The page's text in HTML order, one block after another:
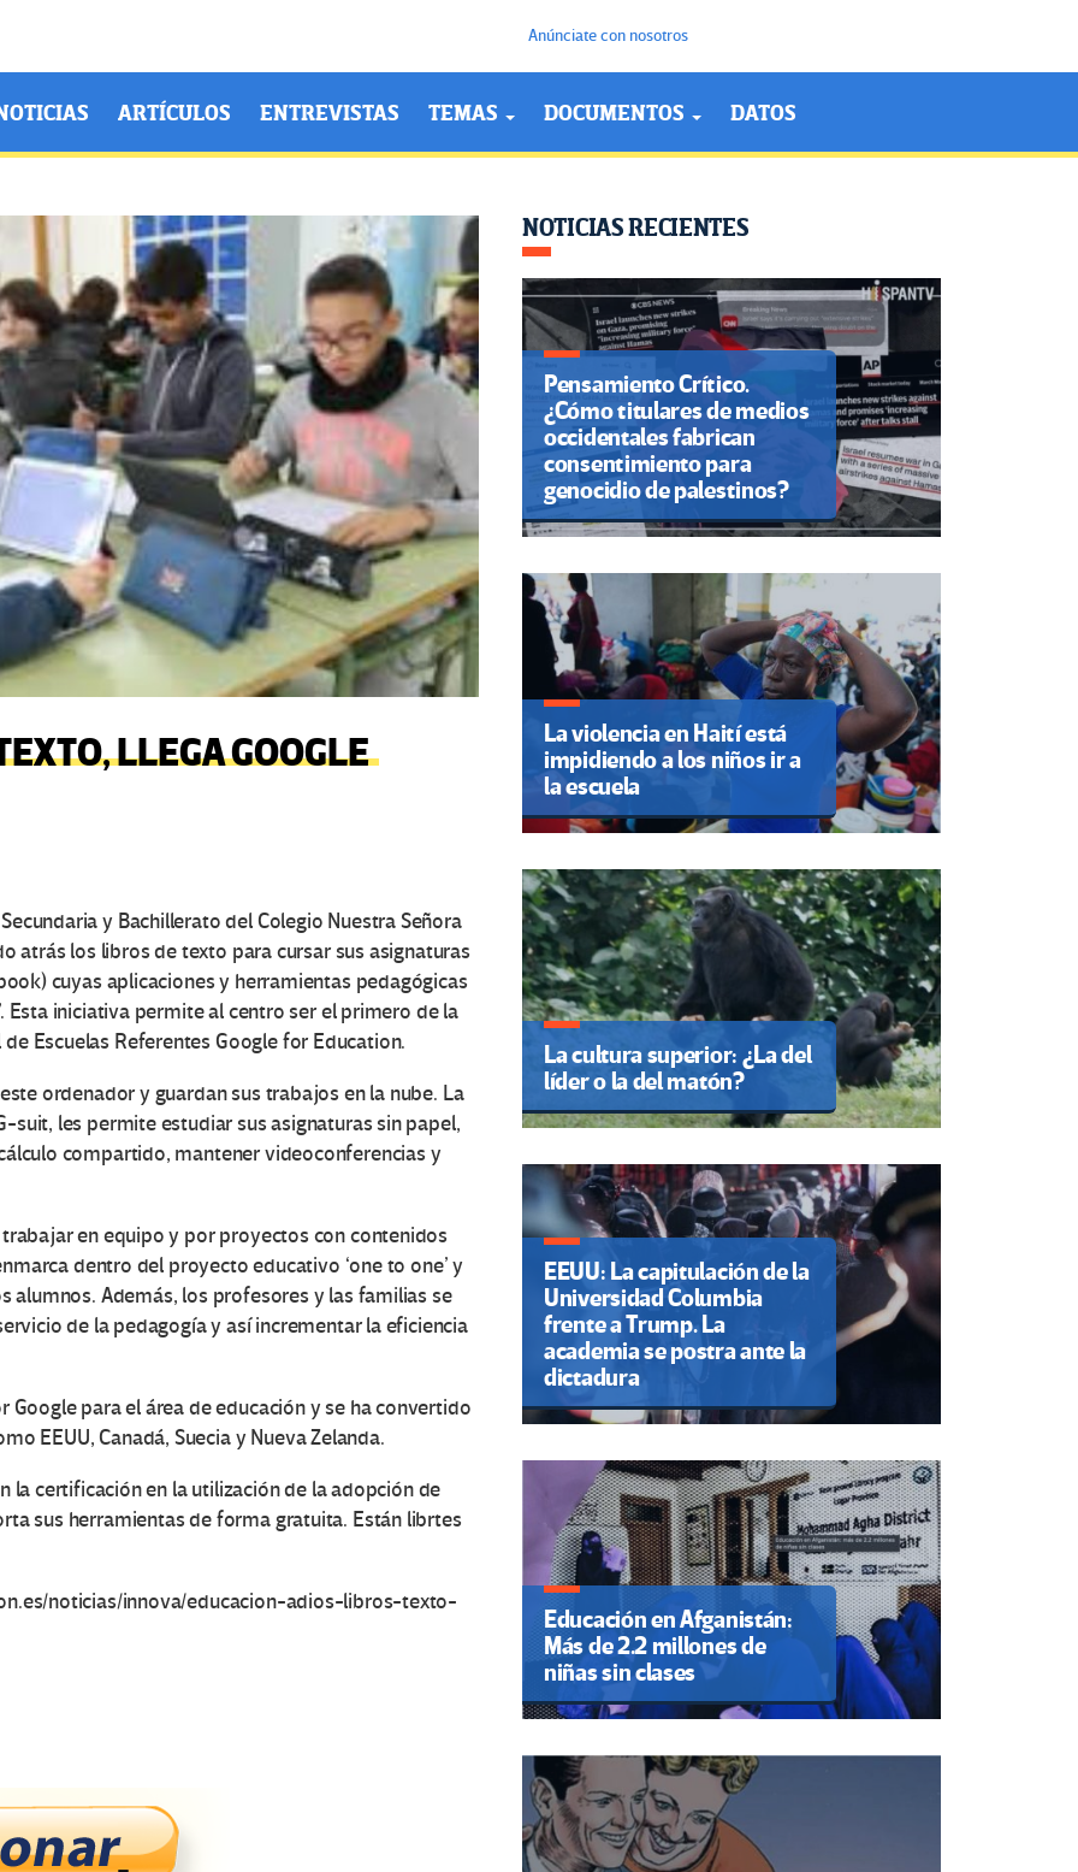
Anúnciate con nosotros
ARTÍCULOS ENTREVISTAS TEMAS DOCUMENTOS DATOS
LLEGA GOOGLE
y Bachillerato del Colegio Nuestra Señora
atrás los libros de texto para cursar sus asignaturas
cuyas aplicaciones y herramientas pedagógicas
Esta iniciativa permite al centro ser el primero de la
Escuelas Referentes Google for Education.
ordenador y guardan sus trabajos en la nube. La
les permite estudiar sus asignaturas sin papel,
compartido, mantener videoconferencias y
en equipo y por proyectos con contenidos
dentro del proyecto educativo ‘one to one’ y
Además, los profesores y las familias se
de la pedagogía y así incrementar la eficiencia
Google para el área de educación y se ha convertido
EEUU, Canadá, Suecia y Nueva Zelanda.
la certificación en la utilización de la adopción de
sus herramientas de forma gratuita. Están librtes
noticias/innova/educacion-adios-libros-texto-
NOTICIAS RECIENTES
Pensamiento Crítico.
¿Cómo titulares de medios
occidentales fabrican
consentimiento para
genocidio de palestinos?
La violencia en Haití está
impidiendo a los niños ir a
la escuela
La cultura superior: ¿La del
líder o la del matón?
EEUU: La capitulación de la
Universidad Columbia
frente a Trump. La
academia se postra ante la
dictadura
Educación en Afganistán:
Más de 2.2 millones de
niñas sin clases